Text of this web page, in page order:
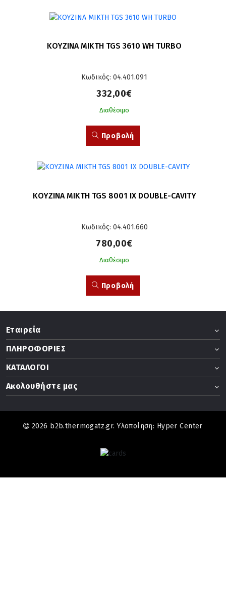
ΚΟΥΖΙΝΑ ΜΙΚΤΗ TGS 3610 WH TURBO
Κωδικός: 04.401.091
332,00€
Διαθέσιμο
Προβολή
ΚΟΥΖΙΝΑ ΜΙΚΤΗ TGS 8001 IX DOUBLE-CAVITY
Κωδικός: 04.401.660
780,00€
Διαθέσιμο
Προβολή
Εταιρεία
ΠΛΗΡΟΦΟΡΙΕΣ
ΚΑΤΑΛΟΓΟΙ
Ακολουθήστε μας
2026 b2b.thermogatz.gr. Υλοποίηση: Hyper Center